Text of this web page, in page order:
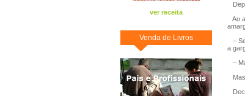
ver receita
Venda de Livros
Ao
–
a
–
Mas